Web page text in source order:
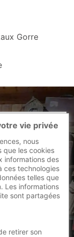
Gorre
vie privée
nous
que les cookies
informations des
ces technologies
telles que
Les informations
sont partagées
retirer son